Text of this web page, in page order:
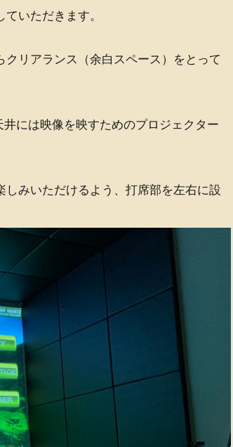
いただきます。
リアランス（余白スペース）をとって
には映像を映すためのプロジェクター
みいただけるよう、打席部を左右に設